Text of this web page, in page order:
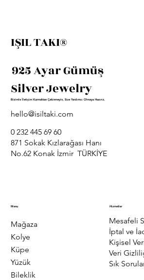
IŞIL TAKI®
925 Ayar Gümüş
Silver Jewelry
Bizimle İletişim Kurmaktan Çekinmeyin, Size Yardımcı Olmaya Hazırız.
hello@isiltaki.com
0 232 445 69 60
871 Sokak Kızlarağası Hanı
No.62 Konak İzmir TÜRKİYE
Menu
Mağaza
Kolye
Küpe
Yüzük
Bileklik
Hizmetler
Mesafeli
İptal ve
Kişisel
Veri
Sık